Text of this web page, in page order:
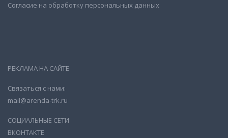
Согласие на обработку персональных данных
РЕКЛАМА НА САЙТЕ
Связаться с нами:
mail@arenda-trk.ru
СОЦИАЛЬНЫЕ СЕТИ
ВКОНТАКТЕ